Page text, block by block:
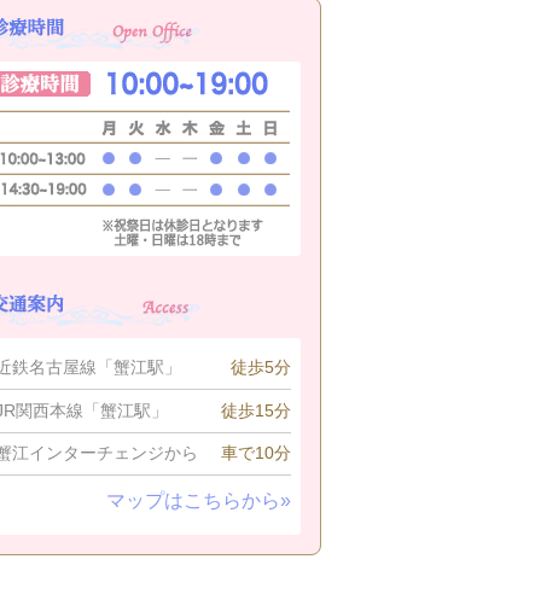
鉄名古屋線「蟹江駅」 徒歩5分
関西本線「蟹江駅」 徒歩15分
江インターチェンジから 車で10分
マップはこちらから»